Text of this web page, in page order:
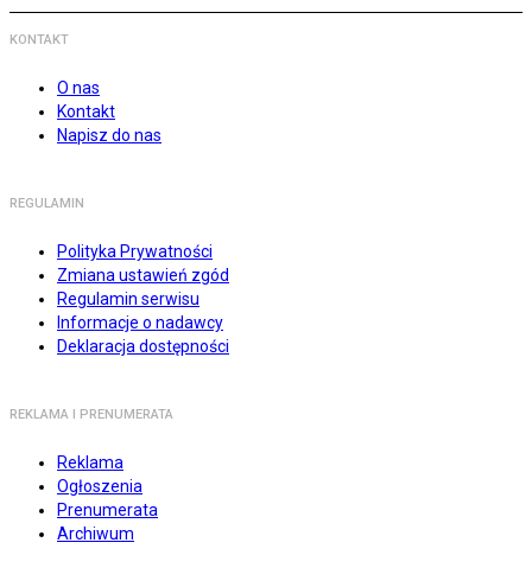
KONTAKT
O nas
Kontakt
Napisz do nas
REGULAMIN
Polityka Prywatności
Zmiana ustawień zgód
Regulamin serwisu
Informacje o nadawcy
Deklaracja dostępności
REKLAMA I PRENUMERATA
Reklama
Ogłoszenia
Prenumerata
Archiwum